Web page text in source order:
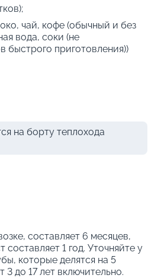
чай, кофе (обычный и без
вода, соки (не
быстрого приготовления))
на борту теплохода
составляет 6 месяцев,
1 год. Уточняйте у
которые делятся на 5
до 17 лет включительно.